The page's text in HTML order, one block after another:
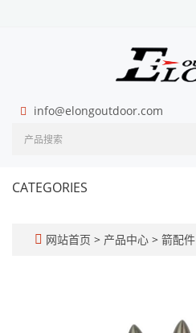
info@elongoutdoor.com
CATEGORIES
网站首页 > 产品中心 > 箭配件